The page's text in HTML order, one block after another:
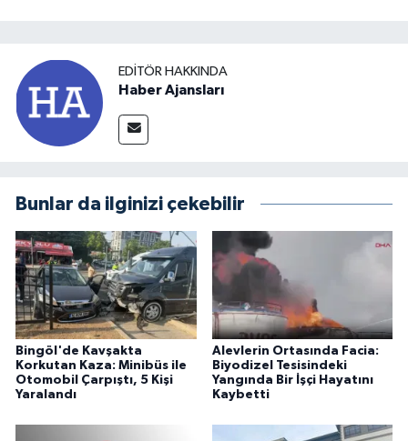
EDITÖR HAKKINDA
Haber Ajansları
Bunlar da ilginizi çekebilir
Bingöl'de Kavşakta
Korkutan Kaza: Minibüs ile
Otomobil Çarpıştı, 5 Kişi
Yaralandı
Alevlerin Ortasında Facia:
Biyodizel Tesisindeki
Yangında Bir İşçi Hayatını
Kaybetti